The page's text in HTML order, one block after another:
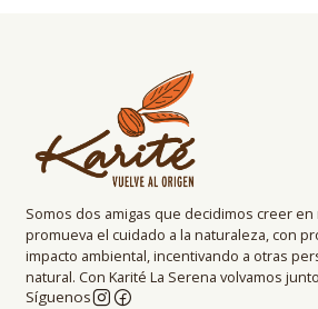
Somos dos amigas que decidimos creer
promueva el cuidado a la naturaleza, con
impacto ambiental, incentivando a otras
natural. Con Karité La Serena volvamos
Síguenos